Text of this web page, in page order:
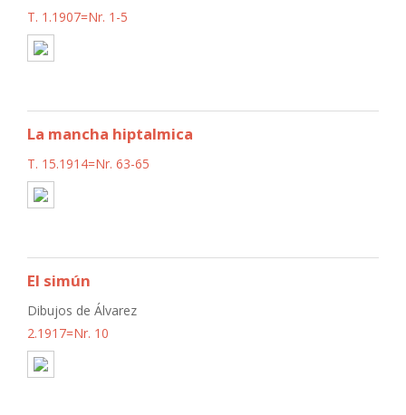
T. 1.1907=Nr. 1-5
La mancha hiptalmica
T. 15.1914=Nr. 63-65
El simún
Dibujos de Álvarez
2.1917=Nr. 10